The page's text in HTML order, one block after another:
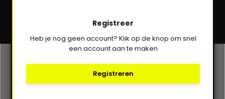
Registreer
Heb je nog geen account? Klik op de knop om snel
een account aan te maken
Registreren
* Lees hier de wettelijke beperkingen
Klantenservice